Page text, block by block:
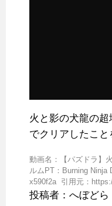
火と影の犬龍の
でクリアしたこと
動画名：【パズドラ】
ルムPT：Burning Ninja
x590f2a 引用元：
投稿者：へぼどら